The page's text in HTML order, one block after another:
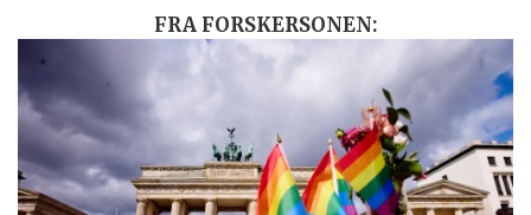
FRA FORSKERSONEN: